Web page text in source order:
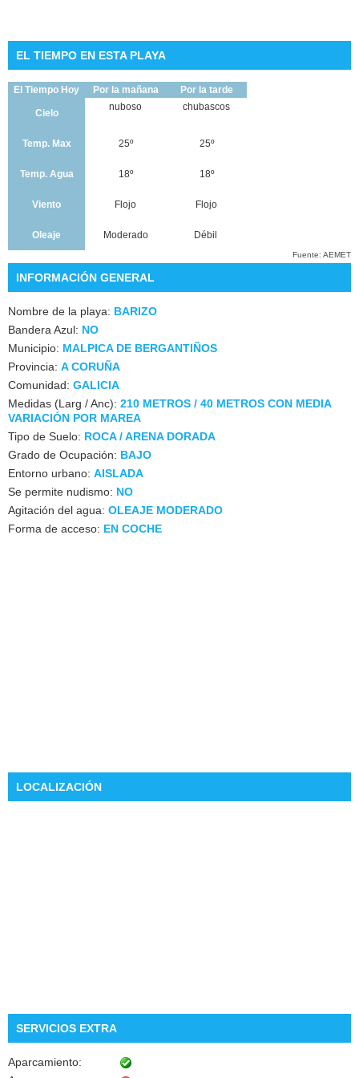
EL TIEMPO EN ESTA PLAYA
El Tiempo Hoy Por la mañana Por la tarde
Cielo
nuboso chubascos
Temp. Max 25º 25º
Temp. Agua 18º 18º
Viento Flojo Flojo
Oleaje Moderado Débil
Fuente: AEMET
INFORMACIÓN GENERAL
Nombre de la playa: BARIZO
Bandera Azul: NO
Municipio: MALPICA DE BERGANTIÑOS
Provincia: A CORUÑA
Comunidad: GALICIA
Medidas (Larg / Anc): 210 METROS / 40 METROS CON MEDIA
VARIACIÓN POR MAREA
Tipo de Suelo: ROCA / ARENA DORADA
Grado de Ocupación: BAJO
Entorno urbano: AISLADA
Se permite nudismo: NO
Agitación del agua: OLEAJE MODERADO
Forma de acceso: EN COCHE
LOCALIZACIÓN
SERVICIOS EXTRA
Aparcamiento: